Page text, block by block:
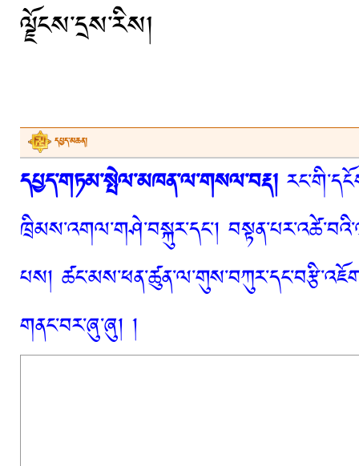
ལྗོངས་དྲས་རིས།
དཔྱད་མཆན།
དཔྱད་གཏམ་སྤེལ་མཁན་ལ་གསལ་བརྡ།
ཁྲིམས་འགལ་གཤེ་བསྐུར་དང་།
པས།
གནང་བར་ཞུ་ཞུ། །